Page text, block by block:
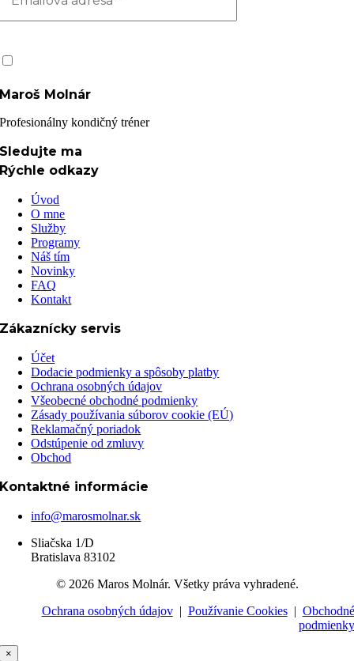
Maroš Molnár
Profesionálny kondičný tréner
Sledujte ma
Rýchle odkazy
Úvod
O mne
Služby
Programy
Náš tím
Novinky
FAQ
Kontakt
Zákaznícky servis
Účet
Dodacie podmienky a spôsoby platby
Ochrana osobných údajov
Všeobecné obchodné podmienky
Zásady používania súborov cookie (EÚ)
Reklamačný poriadok
Odstúpenie od zmluvy
Obchod
Kontaktné informácie
info@marosmolnar.sk
Sliačska 1/D
Bratislava 83102
© 2026 Maros Molnár. Všetky práva vyhradené.
Ochrana osobných údajov| Používanie Cookies| Obchodné
podmienky
×